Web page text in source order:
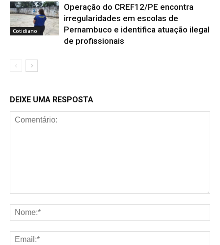
Cotidiano
Operação do CREF12/PE encontra
irregularidades em escolas de
Pernambuco e identifica atuação ilegal
de profissionais
DEIXE UMA RESPOSTA